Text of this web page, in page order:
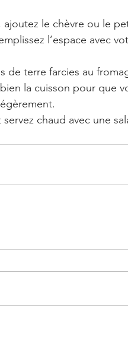
ajoutez le chèvre ou le
l’espace avec
de terre farcies au
la cuisson pour que
chaud avec une